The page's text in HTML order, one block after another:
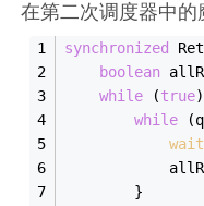
在第二次调度器中的
synchronized
boolean
while (true
while
wait
        }